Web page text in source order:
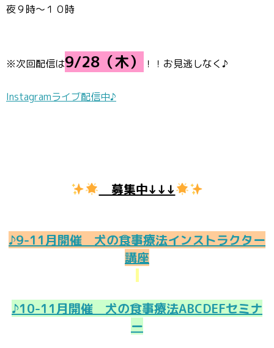
夜９時〜１０時
※次回配信は9/28（木） ！！お見逃しなく♪
Instagramライブ配信中♪
募集中↓↓↓
♪9-11月開催 犬の食事療法インストラクター
講座
♪10-11月開催 犬の食事療法ABCDEFセミナ
ー